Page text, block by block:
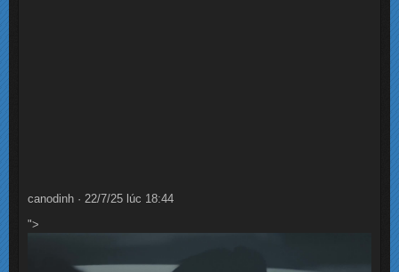
canodinh · 22/7/25 lúc 18:44
">